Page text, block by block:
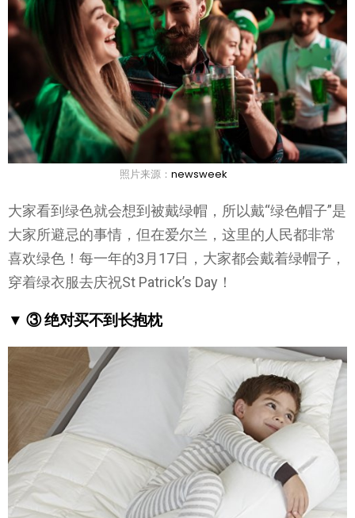
照片来源： newsweek
大家看到绿色就会想到被戴绿帽，所以戴“绿色帽子”是
大家所避忌的事情，但在爱尔兰，这里的人民都非常
喜欢绿色！每一年的3月17日，大家都会戴着绿帽子，
穿着绿衣服去庆祝St Patrick’s Day！
▼ ③ 绝对买不到长抱枕